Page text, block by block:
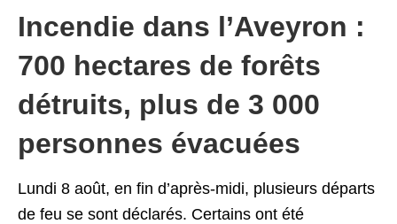
Incendie dans l’Aveyron :
700 hectares de forêts
détruits, plus de 3 000
personnes évacuées
Lundi 8 août, en fin d’après-midi, plusieurs départs
de feu se sont déclarés. Certains ont été